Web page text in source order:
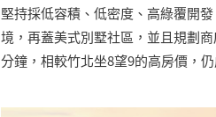
堅持採低容積、低密度、高綠覆開
境，再蓋美式別墅社區，並且規劃
分鐘，相較竹北坐8望9的高房價，